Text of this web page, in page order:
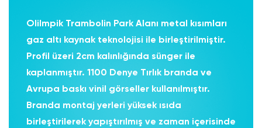
Olilmpik Trambolin Park Alanı metal kısımları
gaz altı kaynak teknolojisi ile birleştirilmiştir.
Profil üzeri 2cm kalınlığında sünger ile
kaplanmıştır. 1100 Denye Tırlık branda ve
Avrupa baskı vinil görseller kullanılmıştır.
Branda montaj yerleri yüksek ısıda
birleştirilerek yapıştırılmış ve zaman içerisinde